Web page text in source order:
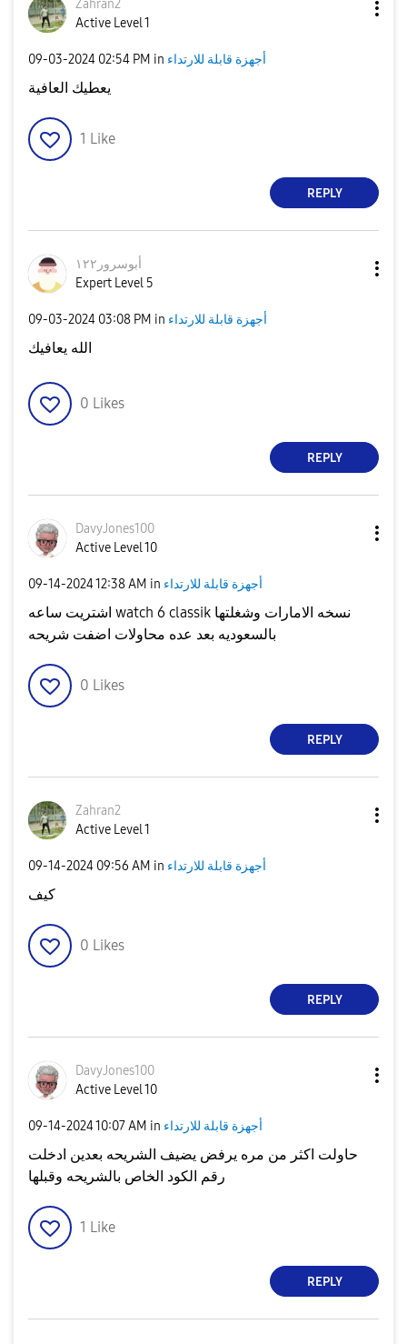
Zahran2
Active Level 1
‎09-03-2024 02:54 PM in أجهزة قابلة للارتداء
يعطيك العافية
1 Like
REPLY
أبوسرور١٢٢
Expert Level 5
‎09-03-2024 03:08 PM in أجهزة قابلة للارتداء
0 Likes
REPLY
DavyJones100
Active Level 10
‎09-14-202412:38 AM in أجهزة قابلة للارتداء
اشتريت ساعه watch 6 classik نسخه الامارات وشغلتها
بالسعوديه بعد عده محاولات اضفت شريحه
0 Likes
REPLY
Zahran2
Active Level 1
‎09-14-2024 09:56 AM in أجهزة قابلة للارتداء
كيف
0 Likes
REPLY
DavyJones100
Active Level 10
‎09-14-202410:07 AM in أجهزة قابلة للارتداء
حاولت اكثر من مره يرفض يضيف الشريحه بعدين ادخلت
رقم الكود الخاص بالشريحه وقبلها
1 Like
REPLY